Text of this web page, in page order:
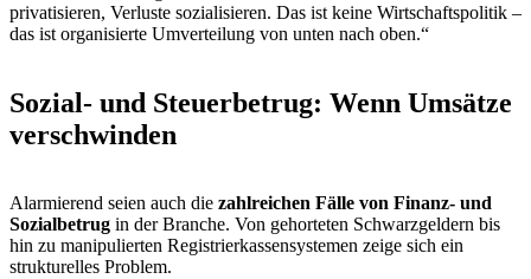
privatisieren, Verluste sozialisieren. Das ist keine Wirtschaftspolitik –
das ist organisierte Umverteilung von unten nach oben.“
Sozial- und Steuerbetrug: Wenn Umsätze
verschwinden
Alarmierend seien auch die zahlreichen Fälle von Finanz- und
Sozialbetrug in der Branche. Von gehorteten Schwarzgeldern bis
hin zu manipulierten Registrierkassensystemen zeige sich ein
strukturelles Problem.